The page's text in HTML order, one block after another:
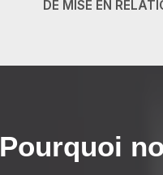
DE MISE EN
Pourquoi